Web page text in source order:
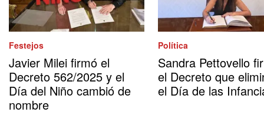
Festejos
Javier Milei firmó el
Decreto 562/2025 y el
Día del Niño cambió de
nombre
Política
Sandra Pettovello
el Decreto que
el Día de las